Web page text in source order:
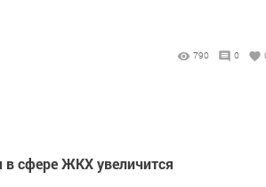
790 0
в сфере ЖКХ увеличится